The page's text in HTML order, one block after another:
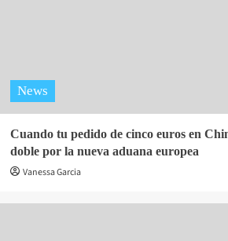
News
Cuando tu pedido de cinco euros en
doble por la nueva aduana europea
Vanessa Garcia